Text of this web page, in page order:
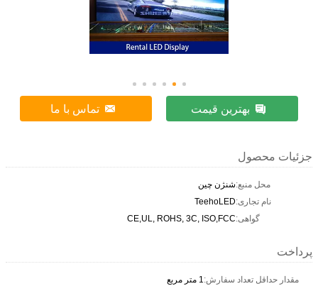
بهترین قیمت تماس با ما
جزئیات محصول
محل منبع:شنژن چین
نام تجاری:TeehoLED
گواهی:CE,UL, ROHS, 3C, ISO,FCC
پرداخت
مقدار حداقل تعداد سفارش:1 متر مربع